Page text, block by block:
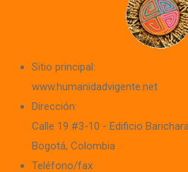
Sitio principal:
www.humanidadvigente.net
Dirección:
Calle 19 #3-10 - Edificio Barichara
Bogotá, Colombia
Teléfono/fax